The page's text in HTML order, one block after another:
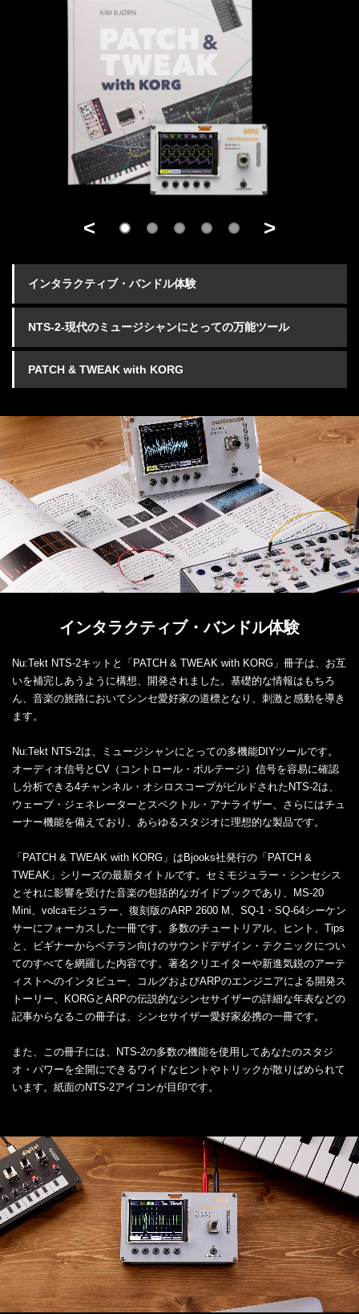
< >
インタラクティブ・バンドル体験
NTS-2‐現代のミュージシャンにとっての万能ツール
PATCH & TWEAK with KORG
インタラクティブ・バンドル体験
Nu:Tekt NTS-2キットと「PATCH & TWEAK with KORG」冊子は、お互
いを補完しあうように構想、開発されました。基礎的な情報はもちろ
ん、音楽の旅路においてシンセ愛好家の道標となり、刺激と感動を導き
ます。
Nu:Tekt NTS-2は、ミュージシャンにとっての多機能DIYツールです。
オーディオ信号とCV（コントロール・ボルテージ）信号を容易に確認
し分析できる4チャンネル・オシロスコープがビルドされたNTS-2は、
ウェーブ・ジェネレーターとスペクトル・アナライザー、さらにはチュ
ーナー機能を備えており、あらゆるスタジオに理想的な製品です。
「PATCH & TWEAK with KORG」はBjooks社発行の「PATCH &
TWEAK」シリーズの最新タイトルです。セミモジュラー・シンセシス
とそれに影響を受けた音楽の包括的なガイドブックであり、MS-20
Mini、volcaモジュラー、復刻版のARP 2600 M、SQ-1・SQ-64シーケン
サーにフォーカスした一冊です。多数のチュートリアル、ヒント、Tips
と、ビギナーからベテラン向けのサウンドデザイン・テクニックについ
てのすべてを網羅した内容です。著名クリエイターや新進気鋭のアーテ
ィストへのインタビュー、コルグおよびARPのエンジニアによる開発ス
トーリー、KORGとARPの伝説的なシンセサイザーの詳細な年表などの
記事からなるこの冊子は、シンセサイザー愛好家必携の一冊です。
また、この冊子には、NTS-2の多数の機能を使用してあなたのスタジ
オ・パワーを全開にできるワイドなヒントやトリックが散りばめられて
います。紙面のNTS-2アイコンが目印です。